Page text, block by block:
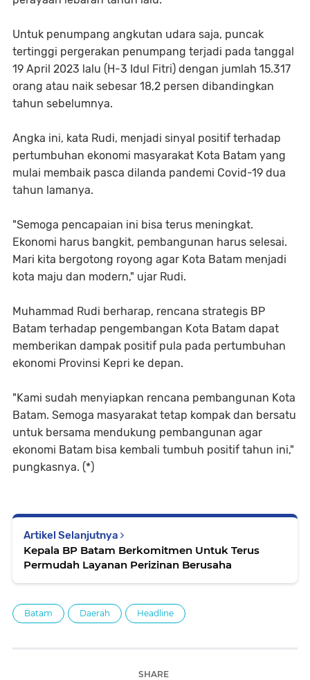
Untuk penumpang angkutan udara saja, puncak
tertinggi pergerakan penumpang terjadi pada tanggal
19 April 2023 lalu (H-3 Idul Fitri) dengan jumlah 15.317
orang atau naik sebesar 18,2 persen dibandingkan
tahun sebelumnya.
Angka ini, kata Rudi, menjadi sinyal positif terhadap
pertumbuhan ekonomi masyarakat Kota Batam yang
mulai membaik pasca dilanda pandemi Covid-19 dua
tahun lamanya.
"Semoga pencapaian ini bisa terus meningkat.
Ekonomi harus bangkit, pembangunan harus selesai.
Mari kita bergotong royong agar Kota Batam menjadi
kota maju dan modern," ujar Rudi.
Muhammad Rudi berharap, rencana strategis BP
Batam terhadap pengembangan Kota Batam dapat
memberikan dampak positif pula pada pertumbuhan
ekonomi Provinsi Kepri ke depan.
"Kami sudah menyiapkan rencana pembangunan Kota
Batam. Semoga masyarakat tetap kompak dan bersatu
untuk bersama mendukung pembangunan agar
ekonomi Batam bisa kembali tumbuh positif tahun ini,"
pungkasnya. (*)
Artikel Selanjutnya
Kepala BP Batam Berkomitmen Untuk Terus
Permudah Layanan Perizinan Berusaha
Batam Daerah Headline
SHARE